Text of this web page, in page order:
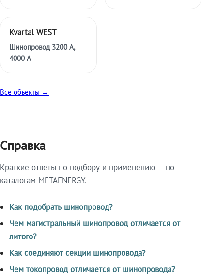
Kvartal WEST
Шинопровод 3200 А,
4000 А
Все объекты →
Справка
Краткие ответы по подбору и применению — по
каталогам METAENERGY.
Как подобрать шинопровод?
Чем магистральный шинопровод отличается от
литого?
Как соединяют секции шинопровода?
Чем токопровод отличается от шинопровода?